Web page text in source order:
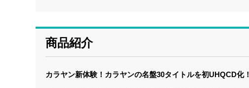
商品紹介
カラヤン新体験！カラヤンの名盤30タイトルを初UHQCD化！